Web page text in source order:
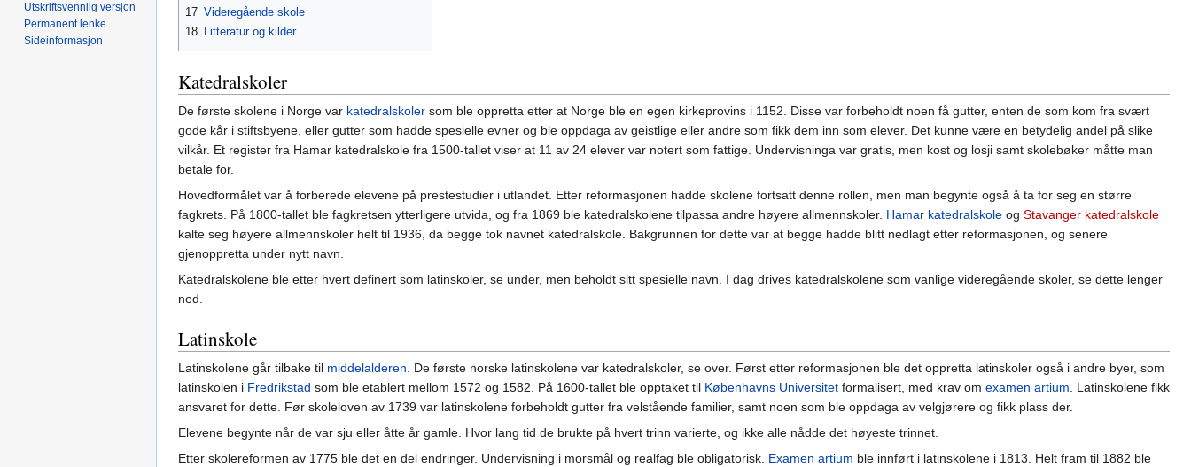
17 Videregående skole
18 Litteratur og kilder
Katedralskoler
De første skolene i Norge var katedralskoler som ble oppretta etter at Norge ble en egen kirkeprovins i 1152. Disse var forbeholdt noen få gutter, enten de som kom fra svært
gode kår i stiftsbyene, eller gutter som hadde spesielle evner og ble oppdaga av geistlige eller andre som fikk dem inn som elever. Det kunne være en betydelig andel på slike
vilkår. Et register fra Hamar katedralskole fra 1500-tallet viser at 11 av 24 elever var notert som fattige. Undervisninga var gratis, men kost og losji samt skolebøker måtte man
betale for.
Hovedformålet var å forberede elevene på prestestudier i utlandet. Etter reformasjonen hadde skolene fortsatt denne rollen, men man begynte også å ta for seg en større
fagkrets. På 1800-tallet ble fagkretsen ytterligere utvida, og fra 1869 ble katedralskolene tilpassa andre høyere allmennskoler. Hamar katedralskole og Stavanger katedralskole
kalte seg høyere allmennskoler helt til 1936, da begge tok navnet katedralskole. Bakgrunnen for dette var at begge hadde blitt nedlagt etter reformasjonen, og senere
gjenoppretta under nytt navn.
Katedralskolene ble etter hvert definert som latinskoler, se under, men beholdt sitt spesielle navn. I dag drives katedralskolene som vanlige videregående skoler, se dette lenger
ned.
Latinskole
Latinskolene går tilbake til middelalderen. De første norske latinskolene var katedralskoler, se over. Først etter reformasjonen ble det oppretta latinskoler også i andre byer, som
latinskolen i Fredrikstad som ble etablert mellom 1572 og 1582. På 1600-tallet ble opptaket til Københavns Universitet formalisert, med krav om examen artium. Latinskolene fikk
ansvaret for dette. Før skoleloven av 1739 var latinskolene forbeholdt gutter fra velstående familier, samt noen som ble oppdaga av velgjørere og fikk plass der.
Elevene begynte når de var sju eller åtte år gamle. Hvor lang tid de brukte på hvert trinn varierte, og ikke alle nådde det høyeste trinnet.
Etter skolereformen av 1775 ble det en del endringer. Undervisning i morsmål og realfag ble obligatorisk. Examen artium ble innført i latinskolene i 1813. Helt fram til 1882 ble
Utskriftsvennlig versjon
Permanent lenke
Sideinformasjon